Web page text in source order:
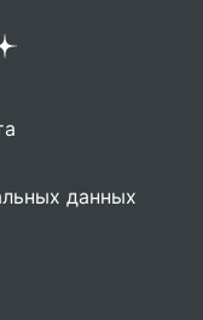
данных